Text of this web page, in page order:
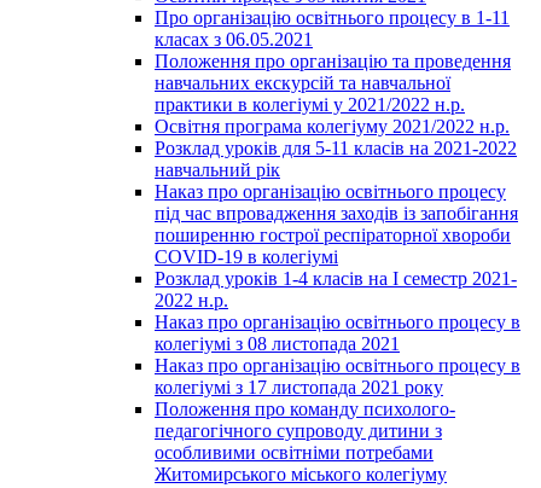
Про організацію освітнього процесу в 1-11
класах з 06.05.2021
Положення про організацію та проведення
навчальних екскурсій та навчальної
практики в колегіумі у 2021/2022 н.р.
Освітня програма колегіуму 2021/2022 н.р.
Розклад уроків для 5-11 класів на 2021-2022
навчальний рік
Наказ про організацію освітнього процесу
під час впровадження заходів із запобігання
поширенню гострої респіраторної хвороби
COVID-19 в колегіумі
Розклад уроків 1-4 класів на І семестр 2021-
2022 н.р.
Наказ про організацію освітнього процесу в
колегіумі з 08 листопада 2021
Наказ про організацію освітнього процесу в
колегіумі з 17 листопада 2021 року
Положення про команду психолого-
педагогічного супроводу дитини з
особливими освітніми потребами
Житомирського міського колегіуму